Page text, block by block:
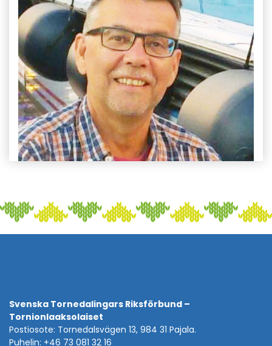
Svenska Tornedalingars Riksförbund –
Tornionlaaksolaiset
Postiosote: Tornedalsvägen 13, 984 31 Pajala.
Puhelin: +46 73 081 32 16